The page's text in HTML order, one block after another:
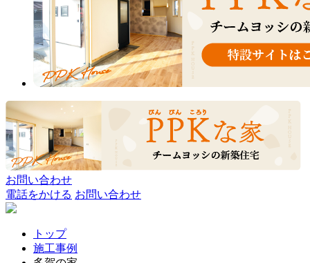
お問い合わせ
電話をかける お問い合わせ
トップ
施工事例